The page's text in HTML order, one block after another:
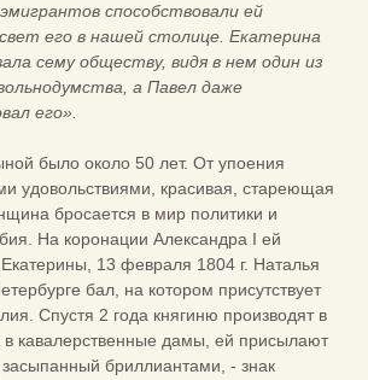
способствовали ей
его в нашей столице. Екатерина
сему обществу, видя в нем один из
а Павел даже
его».
было около 50 лет. От упоения
удовольствиями, красивая, стареющая
бросается в мир политики и
На коронации Александра I ей
13 февраля 1804 г. Наталья
бал, на котором присутствует
Спустя 2 года княгиню производят в
в кавалерственные дамы, ей присылают
засыпанный бриллиантами, - знак